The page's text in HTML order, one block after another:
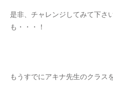
是非、チャレンジしてみて下さ
も・・・！
もうすでにアキナ先生のクラス